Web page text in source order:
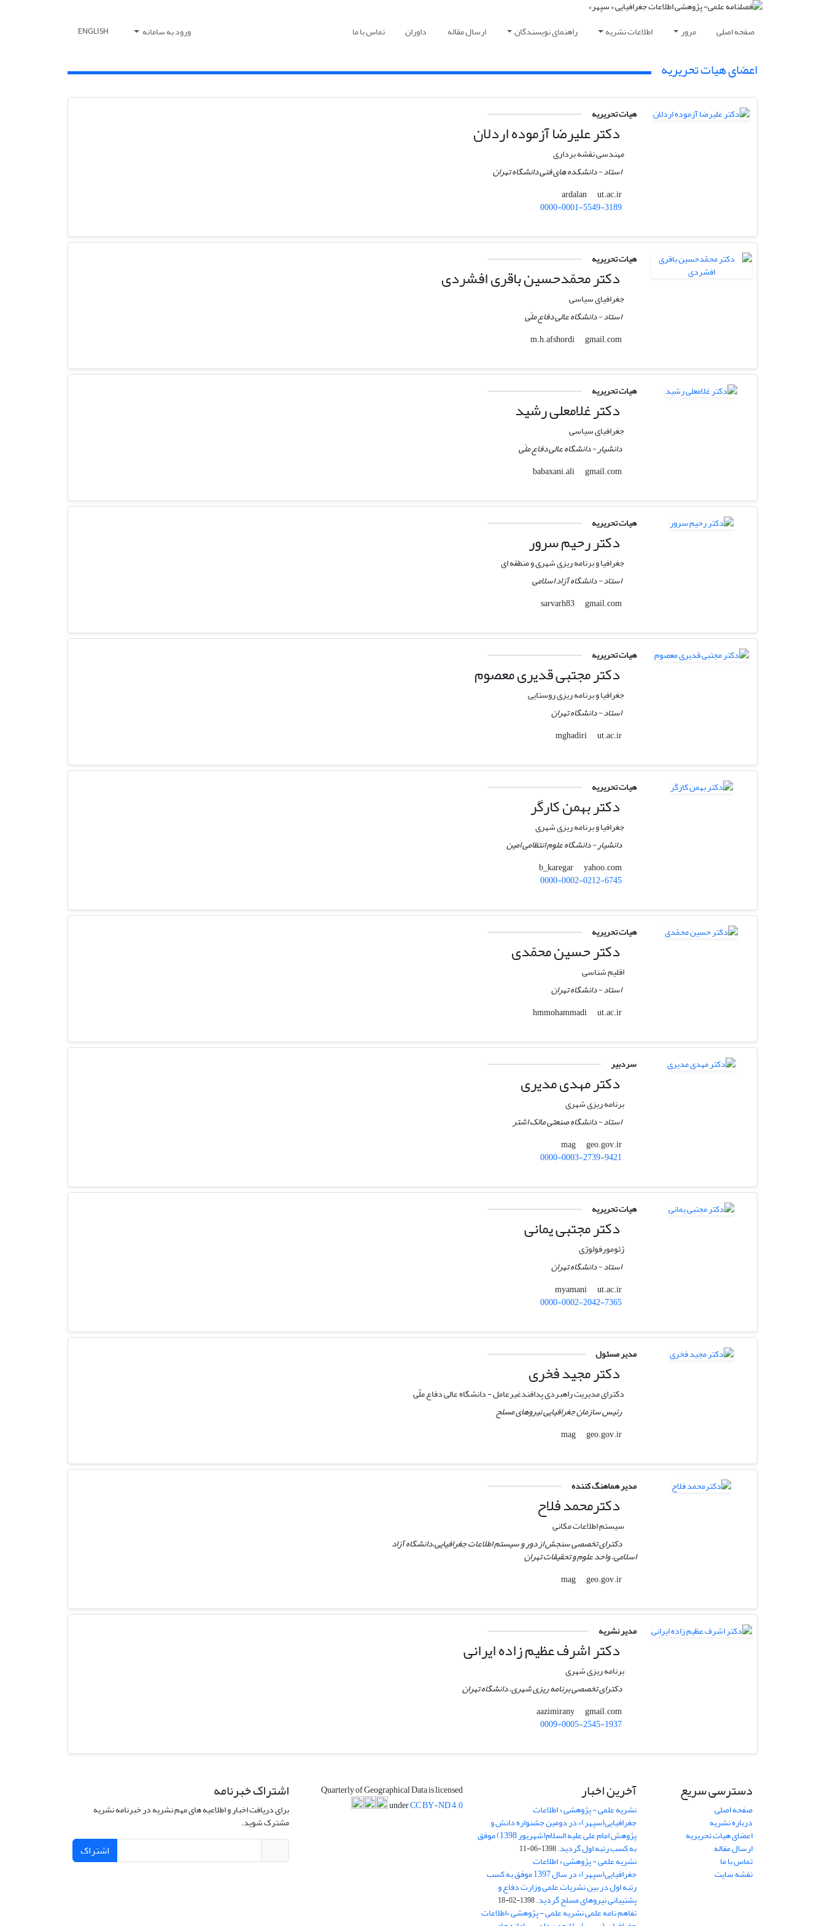
صفحه اصلی مرور اطلاعات نشریه راهنمای نویسندگان ارسال مقاله داوران تماس با ما ورود به سامانه ENGLISH
اعضای هیات تحریریه
هیات تحریریه
دکتر علیرضا آزموده اردلان
مهندسی نقشه برداری
استاد - دانشکده های فنی دانشگاه تهران
ut.ac.ir
0000-0001-5549-3189
هیات تحریریه
دکتر محمّدحسین باقری افشردی
جغرافیای سیاسی
استاد - دانشگاه عالی دفاع ملّی
gmail.com
هیات تحریریه
دکتر غلامعلی رشید
جغرافیای سیاسی
دانشیار - دانشگاه عالی دفاع ملّی
gmail.com
هیات تحریریه
دکتر رحیم سرور
جغرافیا و برنامه ریزی شهری و منطقه ای
استاد - دانشگاه آزاد اسلامی
gmail.com
هیات تحریریه
دکتر مجتبی قدیری معصوم
جغرافیا و برنامه ریزی روستایی
استاد - دانشگاه تهران
ut.ac.ir
هیات تحریریه
دکتر بهمن کارگر
جغرافیا و برنامه ریزی شهری
دانشیار - دانشگاه علوم انتظامی امین
yahoo.com
0000-0002-0212-6745
هیات تحریریه
دکتر حسین محمّدی
اقلیم شناسی
استاد - دانشگاه تهران
ut.ac.ir
سردبیر
دکتر مهدی مدیری
برنامه ریزی شهری
استاد - دانشگاه صنعتی مالک اشتر
geo.gov.ir
0000-0003-2739-9421
هیات تحریریه
دکتر مجتبی یمانی
ژئومورفولوژی
استاد - دانشگاه تهران
ut.ac.ir
0000-0002-2042-7365
مدیر مسئول
دکتر مجید فخری
دکترای مدیریت راهبردی پدافندغیرعامل - دانشگاه عالی دفاع ملّی
رئیس سازمان جغرافیایی نیروهای مسلح
geo.gov.ir
مدیر هماهنگ کننده
دکترمحمد فلاح
سیستم اطلاعات مکانی
دکترای تخصصی سنجش از دور و سیستم اطلاعات جغرافیایی،دانشگاه آزاد
اسلامی، واحد علوم و تحقیقات تهران
geo.gov.ir
مدیر نشریه
دکتر اشرف عظیم زاده ایرانی
برنامه ریزی شهری
دکترای تخصصی برنامه ریزی شهری، دانشگاه تهران
gmail.com
0009-0005-2545-1937
دسترسی سریع
صفحه اصلی
درباره نشریه
اعضای هیات تحریریه
ارسال مقاله
تماس با ما
نقشه سایت
آخرین اخبار
نشریه علمی - پژوهشی « اطلاعات
جغرافیایی(سپهر)» در دومین جشنواره دانش و
پژوهش امام علی علیه السلام(شهریور 1398) موفق
به کسب رتبه اول گردید.1398-06-11
نشریه علمی - پژوهشی « اطلاعات
جغرافیایی(سپهر)» در سال 1397 موفق به کسب
رتبه اول در بین نشریات علمی وزارت دفاع و
پشتیبانی نیروهای مسلح گردید.1398-02-18
تفاهم نامه علمی نشریه علمی - پژوهشی «اطلاعات
Quarterly of Geographical Data is licensed
underCC BY-ND 4.0
اشتراک خبرنامه
برای دریافت اخبار و اطلاعیه های مهم نشریه در خبرنامه نشریه
مشترک شوید.
اشتراک